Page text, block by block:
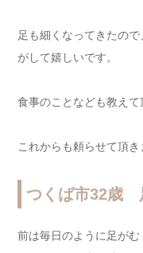
足も細くなってきたの
がして嬉しいです。
食事のことなども教えて
これからも頼らせて頂き
つくば市32歳
前は毎日のように足が